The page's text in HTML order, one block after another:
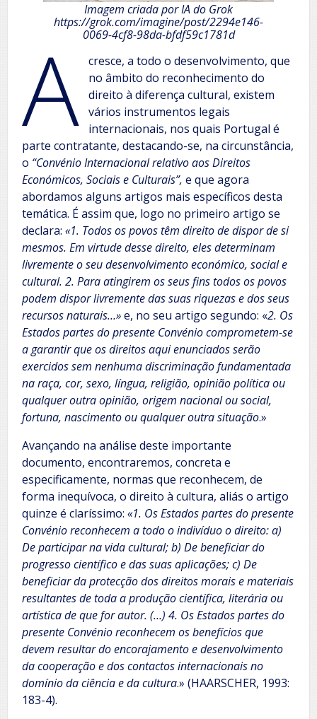
Imagem criada por IA do Grok
https://grok.com/imagine/post/2294e146-
0069-4cf8-98da-bfdf59c1781d
A
cresce, a todo o desenvolvimento, que
no âmbito do reconhecimento do
direito à diferença cultural, existem
vários instrumentos legais
internacionais, nos quais Portugal é
parte contratante, destacando-se, na circunstância,
o “Convénio Internacional relativo aos Direitos
Económicos, Sociais e Culturais”, e que agora
abordamos alguns artigos mais específicos desta
temática. É assim que, logo no primeiro artigo se
declara: «1. Todos os povos têm direito de dispor de si
mesmos. Em virtude desse direito, eles determinam
livremente o seu desenvolvimento económico, social e
cultural. 2. Para atingirem os seus fins todos os povos
podem dispor livremente das suas riquezas e dos seus
recursos naturais…»e, no seu artigo segundo: «2. Os
Estados partes do presente Convénio comprometem-se
a garantir que os direitos aqui enunciados serão
exercidos sem nenhuma discriminação fundamentada
na raça, cor, sexo, língua, religião, opinião política ou
qualquer outra opinião, origem nacional ou social,
fortuna, nascimento ou qualquer outra situação.»
Avançando na análise deste importante
documento, encontraremos, concreta e
especificamente, normas que reconhecem, de
forma inequívoca, o direito à cultura, aliás o artigo
quinze é claríssimo: «1. Os Estados partes do presente
Convénio reconhecem a todo o indivíduo o direito: a)
De participar na vida cultural; b) De beneficiar do
progresso científico e das suas aplicações; c) De
beneficiar da protecção dos direitos morais e materiais
resultantes de toda a produção científica, literária ou
artística de que for autor. (…) 4. Os Estados partes do
presente Convénio reconhecem os benefícios que
devem resultar do encorajamento e desenvolvimento
da cooperação e dos contactos internacionais no
domínio da ciência e da cultura.» (HAARSCHER, 1993:
183-4).